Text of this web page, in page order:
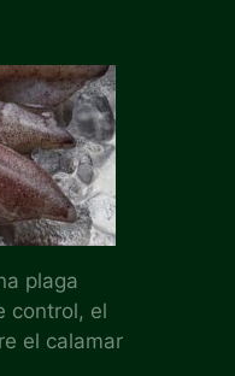
plaga
control, el
el calamar